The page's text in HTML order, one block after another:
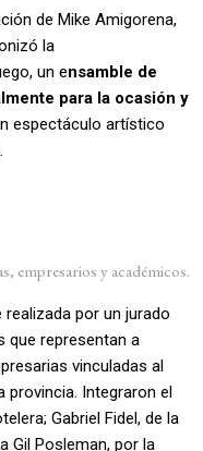
de Mike Amigorena,
la
un ensamble de
para la ocasión y
espectáculo artístico
empresarios y académicos.
por un jurado
que representan a
vinculadas al
provincia. Integraron el
Gabriel Fidel, de la
Gil Posleman, por la